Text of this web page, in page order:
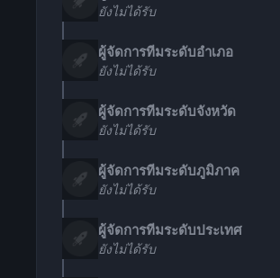
ยังไม่ได้รับ
ผู้จัดการทีมระดับอำเภอ
ยังไม่ได้รับ
ผู้จัดการทีมระดับจังหวัด
ยังไม่ได้รับ
ผู้จัดการทีมระดับภูมิภาค
ยังไม่ได้รับ
ผู้จัดการทีมระดับประเทศ
ยังไม่ได้รับ